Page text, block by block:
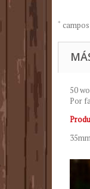
*
50
Por